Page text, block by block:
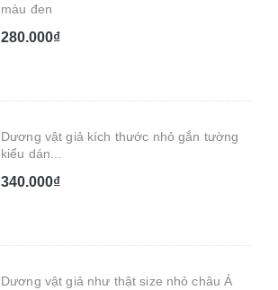
màu đen
280.000₫
Dương vật giả kích thước nhỏ gắn tường
kiểu dán...
340.000₫
Dương vật giả như thật size nhỏ châu Á